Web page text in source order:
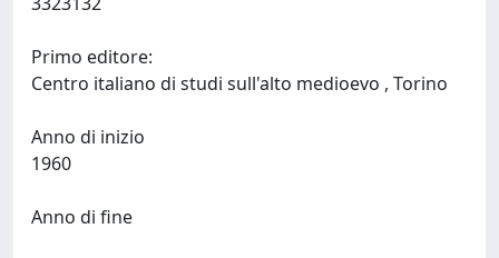
Primo editore:
Anno di inizio
Anno di fine